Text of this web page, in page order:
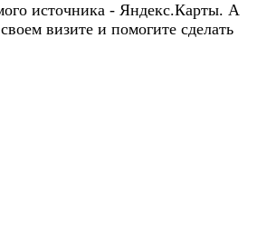
источника - Яндекс.Карты. А
визите и помогите сделать